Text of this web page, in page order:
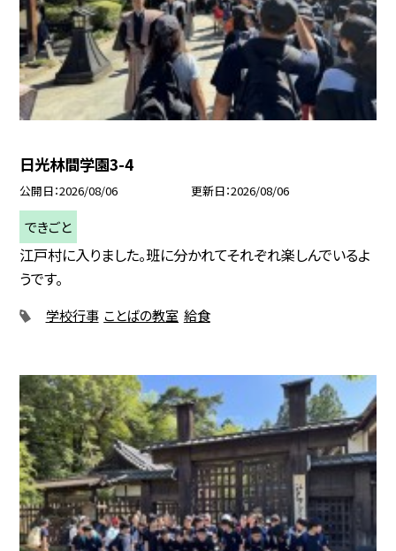
日光林間学園3-4
公開日 2026/08/06 更新日 2026/08/06
できごと
江戸村に入りました。班に分かれてそれぞれ楽しんでいるよ
うです。
学校行事 ことばの教室 給食